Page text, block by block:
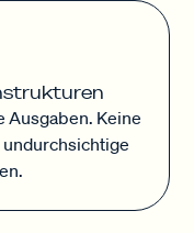
Ausgaben. Keine